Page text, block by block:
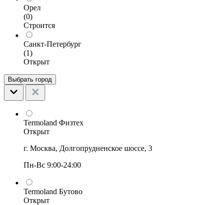
Орел
(0)
Строится
Санкт-Петербург
(1)
Открыт
Выбрать город
Termoland Физтех
Открыт
г. Москва, Долгопрудненское шоссе, 3
Пн-Вс 9:00-24:00
Termoland Бутово
Открыт